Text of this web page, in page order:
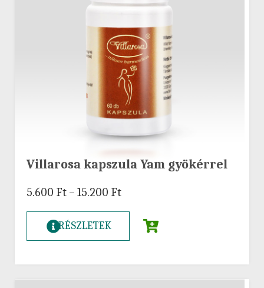
Villarosa kapszula Yam gyökérrel
5.600 Ft – 15.200 Ft
RÉSZLETEK